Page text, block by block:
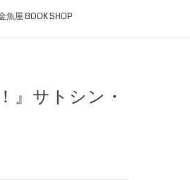
魚屋 BOOK SHOP
』サトシン・